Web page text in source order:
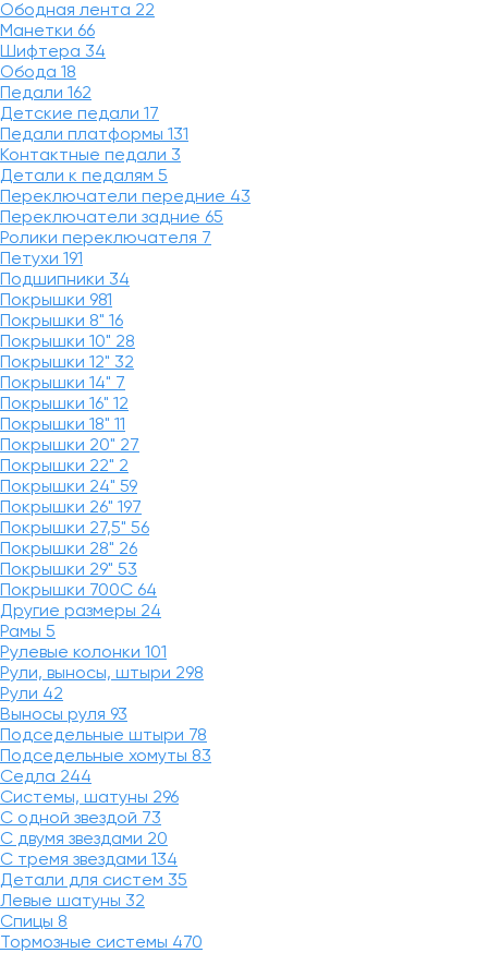
Ободная лента 22
Манетки 66
Шифтера 34
Обода 18
Педали 162
Детские педали 17
Педали платформы 131
Контактные педали 3
Детали к педалям 5
Переключатели передние 43
Переключатели задние 65
Ролики переключателя 7
Петухи 191
Подшипники 34
Покрышки 981
Покрышки 8" 16
Покрышки 10" 28
Покрышки 12" 32
Покрышки 14" 7
Покрышки 16" 12
Покрышки 18" 11
Покрышки 20" 27
Покрышки 22" 2
Покрышки 24" 59
Покрышки 26" 197
Покрышки 27,5" 56
Покрышки 28" 26
Покрышки 29" 53
Покрышки 700C 64
Другие размеры 24
Рамы 5
Рулевые колонки 101
Рули, выносы, штыри 298
Рули 42
Выносы руля 93
Подседельные штыри 78
Подседельные хомуты 83
Седла 244
Системы, шатуны 296
С одной звездой 73
С двумя звездами 20
С тремя звездами 134
Детали для систем 35
Левые шатуны 32
Спицы 8
Тормозные системы 470